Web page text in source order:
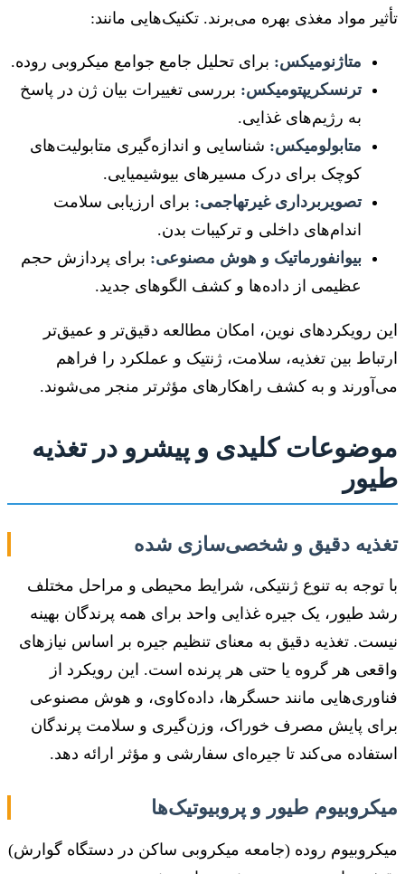
تأثیر مواد مغذی بهره می‌برند. تکنیک‌هایی مانند:
متاژنومیکس: برای تحلیل جامع جوامع میکروبی روده.
ترنسکریپتومیکس: بررسی تغییرات بیان ژن در پاسخ
به رژیم‌های غذایی.
متابولومیکس: شناسایی و اندازه‌گیری متابولیت‌های
کوچک برای درک مسیرهای بیوشیمیایی.
تصویربرداری غیرتهاجمی: برای ارزیابی سلامت
اندام‌های داخلی و ترکیبات بدن.
بیوانفورماتیک و هوش مصنوعی: برای پردازش حجم
عظیمی از داده‌ها و کشف الگوهای جدید.
این رویکردهای نوین، امکان مطالعه دقیق‌تر و عمیق‌تر
ارتباط بین تغذیه، سلامت، ژنتیک و عملکرد را فراهم
می‌آورند و به کشف راهکارهای مؤثرتر منجر می‌شوند.
موضوعات کلیدی و پیشرو در تغذیه
طیور
تغذیه دقیق و شخصی‌سازی شده
با توجه به تنوع ژنتیکی، شرایط محیطی و مراحل مختلف
رشد طیور، یک جیره غذایی واحد برای همه پرندگان بهینه
نیست. تغذیه دقیق به معنای تنظیم جیره بر اساس نیازهای
واقعی هر گروه یا حتی هر پرنده است. این رویکرد از
فناوری‌هایی مانند حسگرها، داده‌کاوی، و هوش مصنوعی
برای پایش مصرف خوراک، وزن‌گیری و سلامت پرندگان
استفاده می‌کند تا جیره‌ای سفارشی و مؤثر ارائه دهد.
میکروبیوم طیور و پروبیوتیک‌ها
میکروبیوم روده (جامعه میکروبی ساکن در دستگاه گوارش)